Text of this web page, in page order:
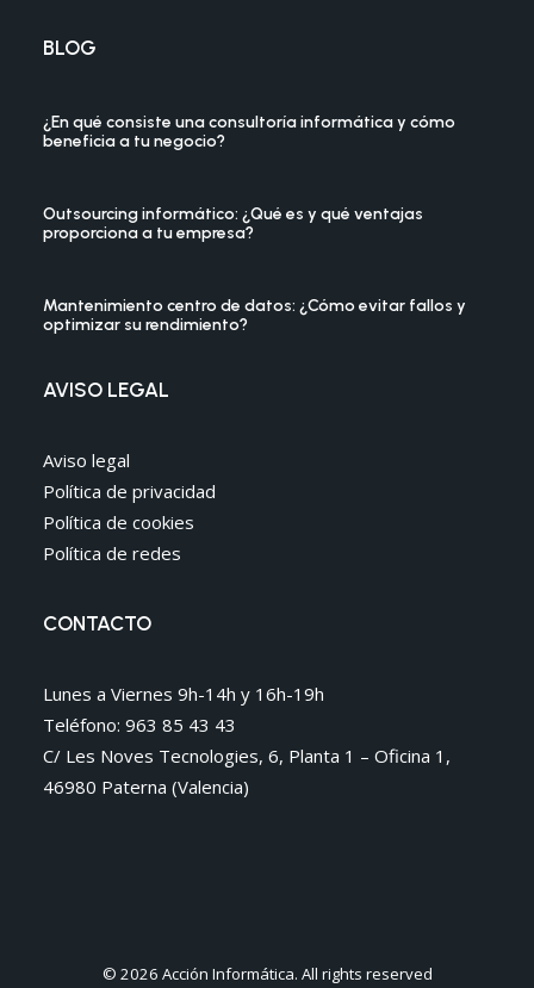
BLOG
¿En qué consiste una consultoría informática y cómo
beneficia a tu negocio?
Outsourcing informático: ¿Qué es y qué ventajas
proporciona a tu empresa?
Mantenimiento centro de datos: ¿Cómo evitar fallos y
optimizar su rendimiento?
AVISO LEGAL
Aviso legal
Política de privacidad
Política de cookies
Política de redes
CONTACTO
Lunes a Viernes 9h-14h y 16h-19h
Teléfono: 963 85 43 43
C/ Les Noves Tecnologies, 6, Planta 1 – Oficina 1,
46980 Paterna (Valencia)
© 2026 Acción Informática. All rights reserved